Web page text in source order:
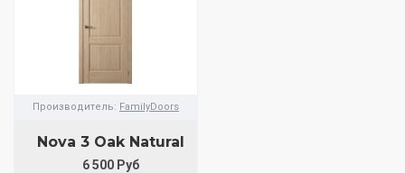
Производитель: FamilyDoors
Nova 3 Oak Natural
6 500 Руб